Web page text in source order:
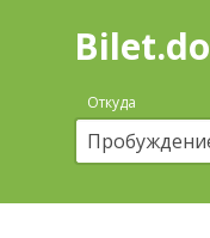
Поиск
покупка
билетов
автобус
онлайн
Bilet.do
Откуда